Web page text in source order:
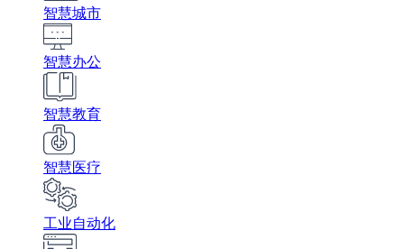
智慧城市
智慧办公
智慧教育
智慧医疗
工业自动化